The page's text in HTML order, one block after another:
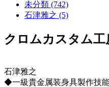
未分類 (742)
石津雅之 (5)
クロムカスタム
石津雅之
◆一級貴金属装身具製作技